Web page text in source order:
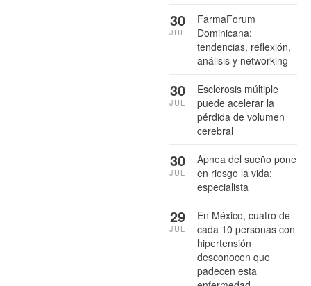
FarmaForum
Dominicana:
tendencias, reflexión,
análisis y networking
30
JUL
Esclerosis múltiple
puede acelerar la
pérdida de volumen
cerebral
30
JUL
Apnea del sueño pone
en riesgo la vida:
especialista
30
JUL
En México, cuatro de
cada 10 personas con
hipertensión
desconocen que
padecen esta
29
JUL